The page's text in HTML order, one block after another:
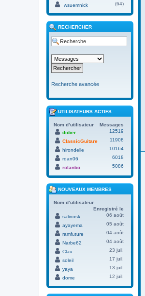
wsuemnick
(64)
RECHERCHER
Recherche avancée
UTILISATEURS ACTIFS
Nom d’utilisateur
Messages
didier
12519
ClassicGuitare
11908
hirondelle
10164
rdan06
6018
rolanbo
5086
NOUVEAUX MEMBRES
Nom d’utilisateur
Enregistré le
salinosk
06 août
ayayema
05 août
ramfuture
04 août
Narbe62
04 août
Clau
23 juil.
soleil
17 juil.
yaya
13 juil.
dome
12 juil.